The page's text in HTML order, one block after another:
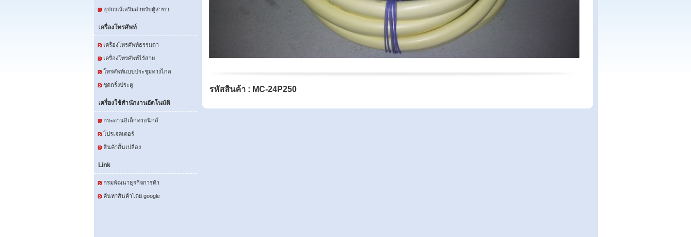
อุปกรณ์เสริมสำหรับตู้สาขา
เครื่องโทรศัพท์
เครื่องโทรศัพท์ธรรมดา
เครื่องโทรศัพท์ไร้สาย
โทรศัพท์แบบประชุมทางไกล
ชุดกริ่งประตู
เครื่องใช้สำนักงานอัตโนมัติ
กระดานอิเล็กทรอนิกส์
โปรเจคเตอร์
สินค้าสิ้นเปลือง
Link
กรมพัฒนาธุรกิจการค้า
ค้นหาสินค้าโดย google
รหัสสินค้า : MC-24P250